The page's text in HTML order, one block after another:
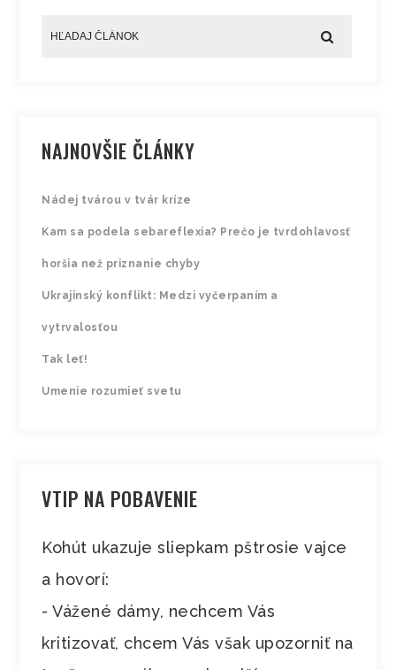
NAJNOVŠIE ČLÁNKY
Nádej tvárou v tvár kríze
Kam sa podela sebareflexia? Prečo je tvrdohlavosť
horšia než priznanie chyby
Ukrajinský konflikt: Medzi vyčerpaním a
vytrvalosťou
Tak leť!
Umenie rozumieť svetu
VTIP NA POBAVENIE
Kohút ukazuje sliepkam pštrosie vajce
a hovorí:
- Vážené dámy, nechcem Vás
kritizovať, chcem Vás však upozorniť na